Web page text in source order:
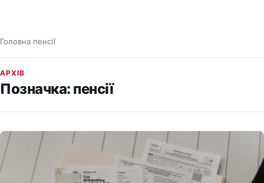
Головна/ пенсії
АРХІВ
Позначка: пенсії